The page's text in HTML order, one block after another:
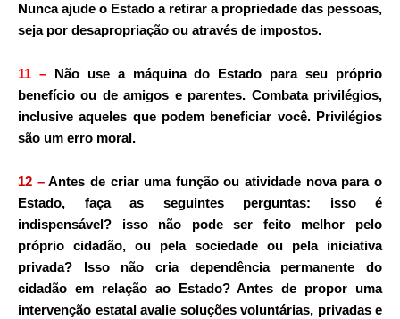
Nunca ajude o Estado a retirar a propriedade das pessoas,
seja por desapropriação ou através de impostos.
11 – Não use a máquina do Estado para seu próprio
benefício ou de amigos e parentes. Combata privilégios,
inclusive aqueles que podem beneficiar você. Privilégios
são um erro moral.
12 –Antes de criar uma função ou atividade nova para o
Estado, faça as seguintes perguntas: isso é
indispensável? isso não pode ser feito melhor pelo
próprio cidadão, ou pela sociedade ou pela iniciativa
privada? Isso não cria dependência permanente do
cidadão em relação ao Estado? Antes de propor uma
intervenção estatal avalie soluções voluntárias, privadas e